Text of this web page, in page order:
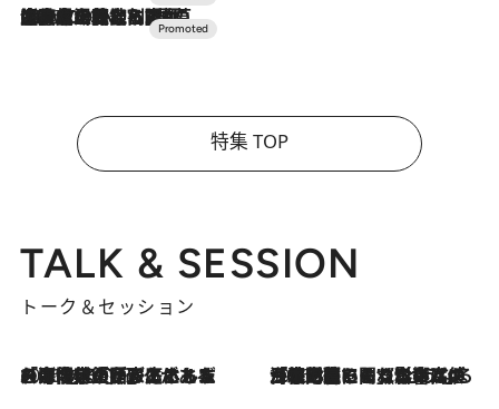
2026.7.10
NEW OPEN！【界 草津】名湯の地に誕生。趣の異なる2種の温泉と上州ならではの会席・蕎麦割烹など美食を味わう究極の癒やし旅
特集 TOP
TALK & SESSION
トーク＆セッション
2026.8.3
「今後値上げがあるとすれば…」「リスクがあるのは今年の冬」エネルギー専門家が語る、ホルムズ海峡封鎖が家庭にもたらす“ある心配” 2026.8.3
「住宅建てられない…」「サーチャージ料の高値が続いている」ホルムズ海峡封鎖による影響はいつまで続く？《エネルギー専門家に聞く“どうなる日本の暮らし”》